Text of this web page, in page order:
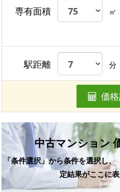
専有面積 ㎡
駅距離 分
価
中古マンション
「条件選択」から条件を選択し
定結果がここに